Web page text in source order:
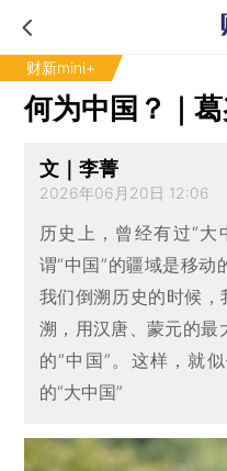
财新mini+
何为中国？｜
文｜李菁
2026年06月20日 12:06
历史上，曾经有过“大
谓“中国”的疆域是移动
我们倒溯历史的时候，
溯，用汉唐、蒙元的最
的“中国”。这样，就
的“大中国”